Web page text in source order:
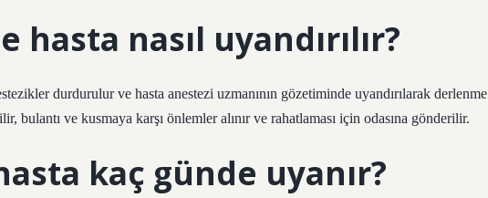
nasıl uyandırılır?
durdurulur ve hasta anestezi uzmanının gözetiminde uyandırılarak derlenme
bulantı ve kusmaya karşı önlemler alınır ve rahatlaması için odasına gönderilir.
kaç günde uyanır?